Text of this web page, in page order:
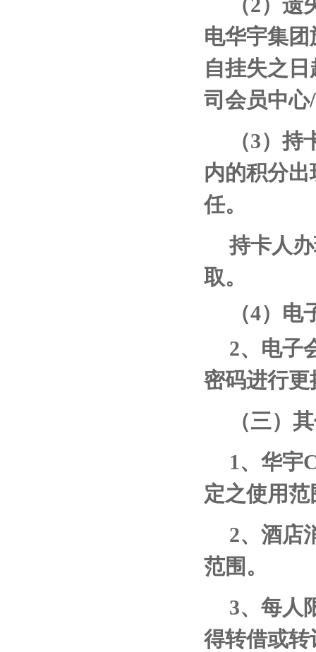
电华宇集
自挂失之日
司会员中心/
（3）持
内的积分
任。
持卡人
取。
（4）电
2、电子
密码进行更
（三）
1、华宇
定之使用
2、酒店
范围。
3、每人
得转借或转